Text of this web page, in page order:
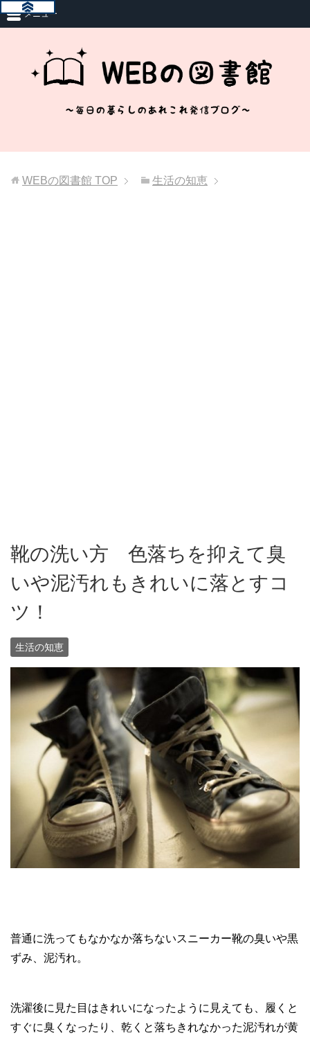
メニュー
WEBの図書館 TOP 生活の知恵
靴の洗い方 色落ちを抑えて臭
いや泥汚れもきれいに落とすコ
ツ！
生活の知恵
普通に洗ってもなかなか落ちないスニーカー靴の臭いや黒
ずみ、泥汚れ。
洗濯後に見た目はきれいになったように見えても、履くと
すぐに臭くなったり、乾くと落ちきれなかった泥汚れが黄